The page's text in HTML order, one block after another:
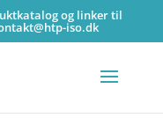
og linker til
iso.dk